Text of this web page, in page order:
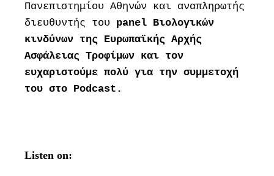
Πανεπιστημίου Αθηνών και αναπληρωτής
διευθυντής του panel Βιολογικών
κινδύνων της Ευρωπαϊκής Αρχής
Ασφάλειας Τροφίμων και τον
ευχαριστούμε πολύ για την συμμετοχή
του στο Podcast.
Listen on: